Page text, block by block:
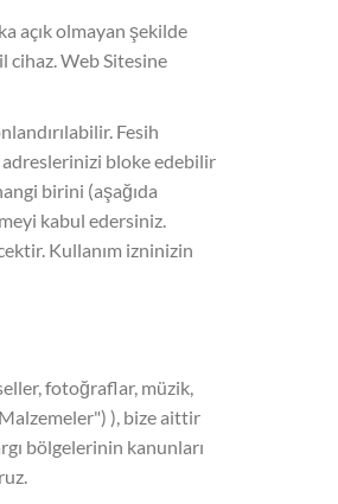
açık olmayan şekilde
cihaz. Web Sitesine
Fesih
adreslerinizi bloke edebilir
birini (aşağıda
kabul edersiniz.
Kullanım izninizin
fotoğraflar, müzik,
), bize aittir
bölgelerinin kanunları